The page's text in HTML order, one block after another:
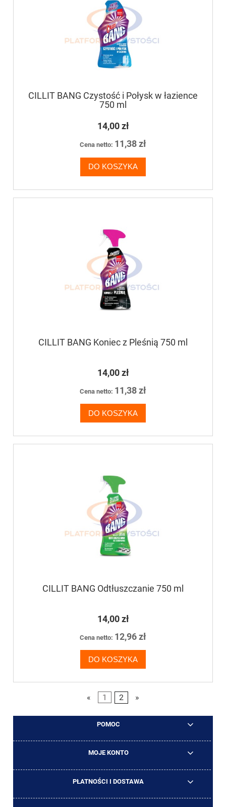
CILLIT BANG Czystość i Połysk w łazience
750 ml
14,00 zł
Cena netto: 11,38 zł
DO KOSZYKA
CILLIT BANG Koniec z Pleśnią 750 ml
14,00 zł
Cena netto: 11,38 zł
DO KOSZYKA
CILLIT BANG Odtłuszczanie 750 ml
14,00 zł
Cena netto: 12,96 zł
DO KOSZYKA
« 1 2 »
POMOC
MOJE KONTO
PŁATNOŚCI I DOSTAWA